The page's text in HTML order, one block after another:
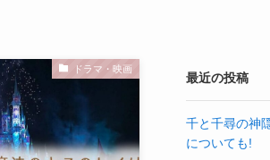
ドラマ・映画
最近の投稿
千と千尋の神
についても!